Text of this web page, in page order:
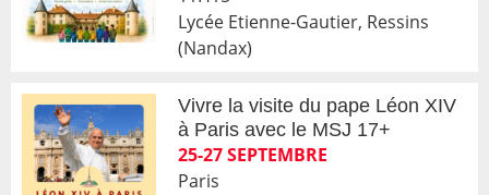
Lycée Etienne-Gautier, Ressins
(Nandax)
Vivre la visite du pape Léon XIV
à Paris avec le MSJ 17+
25-27 SEPTEMBRE
Paris